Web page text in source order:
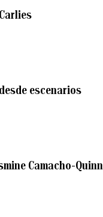
escenarios
Camacho-Quinn